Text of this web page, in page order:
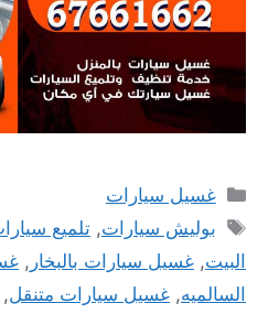
التصنيفات
غسيل سيارات
الوسوم
بوليش سيارات,تلميع
البيت, غسيل سيارات بالبخار ,
السالميه, غسيل سيارات متنقل,